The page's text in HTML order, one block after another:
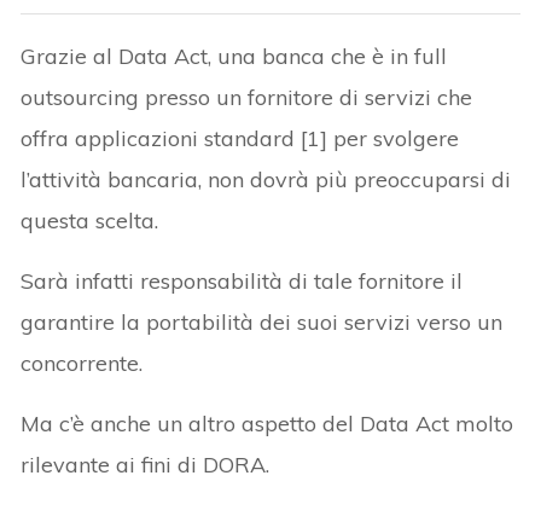
Grazie al Data Act, una banca che è in full
outsourcing presso un fornitore di servizi che
offra applicazioni standard [1] per svolgere
l’attività bancaria, non dovrà più preoccuparsi di
questa scelta.
Sarà infatti responsabilità di tale fornitore il
garantire la portabilità dei suoi servizi verso un
concorrente.
Ma c’è anche un altro aspetto del Data Act molto
rilevante ai fini di DORA.